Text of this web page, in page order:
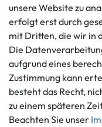
info@gameworld.de
Kontaktformular
Informationen
Ankauf
Über uns
Häufig gestellte Fragen
unsere Website zu
erfolgt erst durch
mit Dritten, die wir in
Die
aufgrund eines
Zustimmung kann
besteht das Recht,
zu einem späteren
Beachten Sie unser